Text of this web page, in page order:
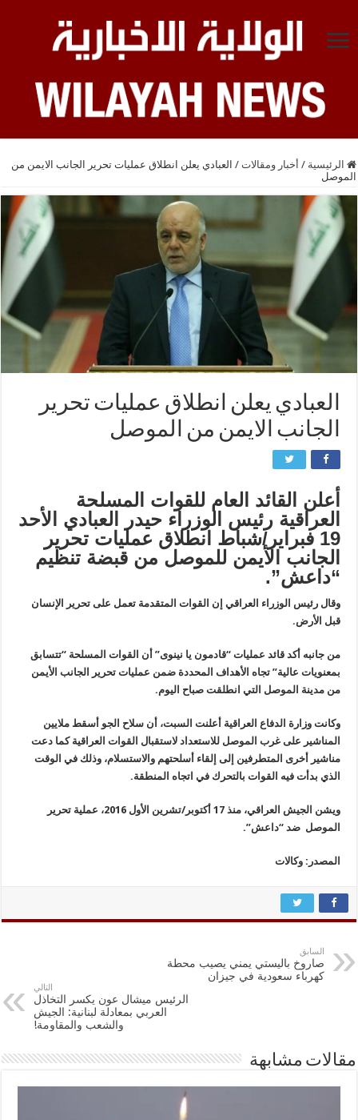
الرئيسية / أخبار ومقالات / العبادي يعلن انطلاق عمليات تحرير الجانب الايمن من
الموصل
العبادي يعلن انطلاق عمليات تحرير
الجانب الايمن من الموصل
أعلن القائد العام للقوات المسلحة
العراقية رئيس الوزراء حيدر العبادي الأحد
19 فبراير/شباط انطلاق عمليات تحرير
الجانب الأيمن للموصل من قبضة تنظيم
“داعش”.
وقال رئيس الوزراء العراقي إن القوات المتقدمة تعمل على تحرير الإنسان
قبل الأرض.
من جانبه أكد قائد عمليات “قادمون يا نينوى” أن القوات المسلحة “تتسابق
بمعنويات عالية” تجاه الأهداف المحددة ضمن عمليات تحرير الجانب الأيمن
من مدينة الموصل التي انطلقت صباح اليوم.
وكانت وزارة الدفاع العراقية أعلنت السبت، أن سلاح الجو أسقط ملايين
المناشير على غرب الموصل للاستعداد لاستقبال القوات العراقية كما دعت
مناشير أخرى المتطرفين إلى إلقاء أسلحتهم والاستسلام، وذلك في الوقت
الذي بدأت فيه القوات بالتحرك في اتجاه المنطقة.
ويشن الجيش العراقي، منذ 17 أكتوبر/تشرين الأول 2016، عملية تحرير
الموصل ضد “داعش”.
المصدر: وكالات
السابق
صاروخ باليستي يمني يصيب محطة
كهرباء سعودية في جيزان
التالي
الرئيس ميشال عون يكسر التخاذل
العربي بمعادلة لبنانية: الجيش
والشعب والمقاومة!
مقالات مشابهة